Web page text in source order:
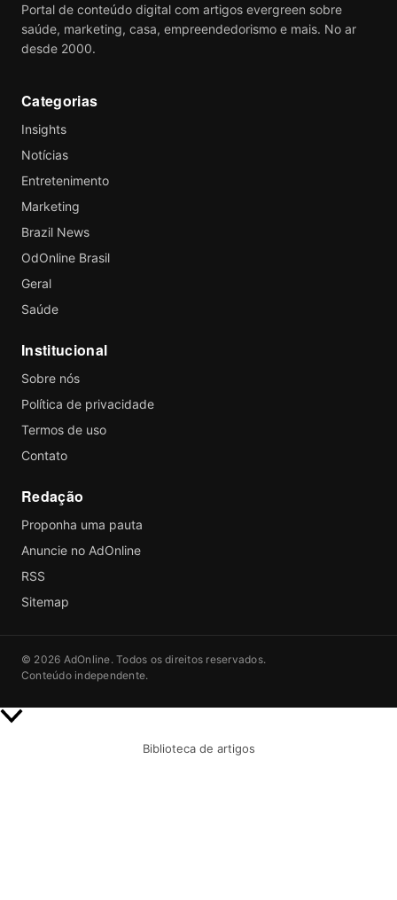
Portal de conteúdo digital com artigos evergreen sobre
saúde, marketing, casa, empreendedorismo e mais. No ar
desde 2000.
Categorias
Insights
Notícias
Entretenimento
Marketing
Brazil News
OdOnline Brasil
Geral
Saúde
Institucional
Sobre nós
Política de privacidade
Termos de uso
Contato
Redação
Proponha uma pauta
Anuncie no AdOnline
RSS
Sitemap
© 2026 AdOnline. Todos os direitos reservados.
Conteúdo independente.
Rolar
Biblioteca de artigos